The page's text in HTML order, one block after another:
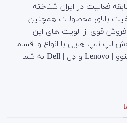
از 10 سال سابقه فعالیت در ایران شناخته
بالای محصولات همچنین
قوی از الویت های این
لپ تاپ هایی با انواع و اقسام
برندهایی نظیر اچ پی | HP لنوو | Lenovo و دِل | Dell به شما